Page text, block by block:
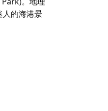
人的海港景